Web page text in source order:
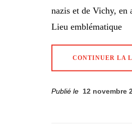
nazis et de Vichy, en
Lieu emblématique
CONTINUER LA
Publié le 12 novembre